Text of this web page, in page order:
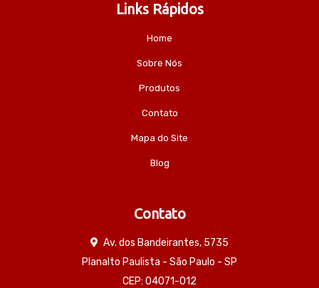
Links Rápidos
Home
Sobre Nós
Produtos
Contato
Mapa do Site
Blog
Contato
Av. dos Bandeirantes, 5735
Planalto Paulista - São Paulo - SP
CEP: 04071-012